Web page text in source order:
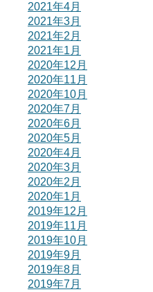
2021年4月
2021年3月
2021年2月
2021年1月
2020年12月
2020年11月
2020年10月
2020年7月
2020年6月
2020年5月
2020年4月
2020年3月
2020年2月
2020年1月
2019年12月
2019年11月
2019年10月
2019年9月
2019年8月
2019年7月